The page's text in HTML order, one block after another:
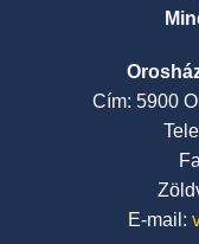
Cím: 5900
E-mail: